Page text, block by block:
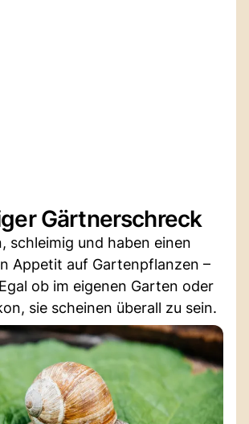
Gärtnerschreck
schleimig und haben einen
Appetit auf Gartenpflanzen –
ob im eigenen Garten oder
sie scheinen überall zu sein.